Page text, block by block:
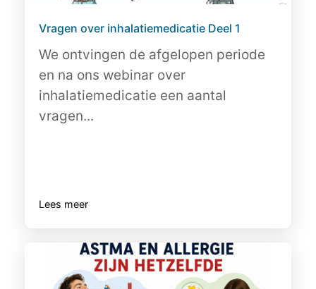
Vragen over inhalatiemedicatie Deel 1
We ontvingen de afgelopen periode
en na ons webinar over
inhalatiemedicatie een aantal
vragen...
Lees meer